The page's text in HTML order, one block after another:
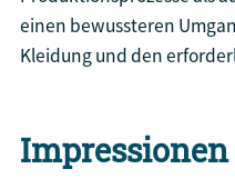
einen bewussteren
Kleidung und den
Impressionen